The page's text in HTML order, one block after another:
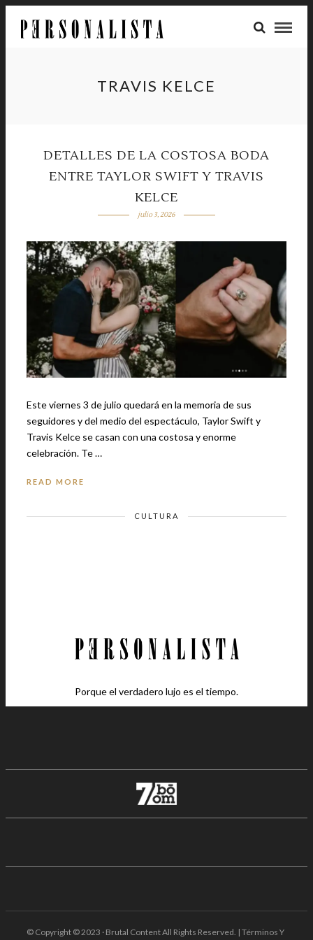
TRAVIS KELCE
DETALLES DE LA COSTOSA BODA
ENTRE TAYLOR SWIFT Y TRAVIS
KELCE
julio 3, 2026
Este viernes 3 de julio quedará en la memoria de sus
seguidores y del medio del espectáculo, Taylor Swift y
Travis Kelce se casan con una costosa y enorme
celebración. Te …
READ MORE
CULTURA
Porque el verdadero lujo es el tiempo.
© Copyright © 2023 · Brutal Content All Rights Reserved. | Términos Y